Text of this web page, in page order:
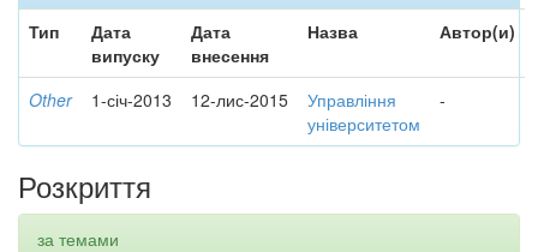
Тип
Дата
випуску
Дата
внесення
Назва Автор(и)
Other 1-січ-2013 12-лис-2015
Управління
університетом
-
Розкриття
за темами